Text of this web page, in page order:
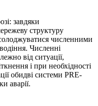
завдяки
структуру
численними
Численні
від ситуації,
і при необхідності
обидві системи PRE-
аварії.